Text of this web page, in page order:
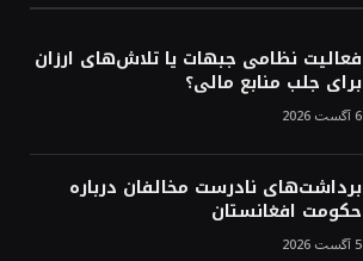
فعالیت نظامی جبهات یا تلاش‌های ارزان
برای جلب منابع مالی؟
6 آگست 2026
برداشت‌های نادرست مخالفان درباره
حکومت افغانستان
5 آگست 2026